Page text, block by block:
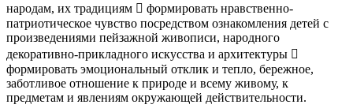
народам, их традициям  формировать нравственно-
патриотическое чувство посредством ознакомления детей с
произведениями пейзажной живописи, народного
декоративно-прикладного искусства и архитектуры 
формировать эмоциональный отклик и тепло, бережное,
заботливое отношение к природе и всему живому, к
предметам и явлениям окружающей действительности.